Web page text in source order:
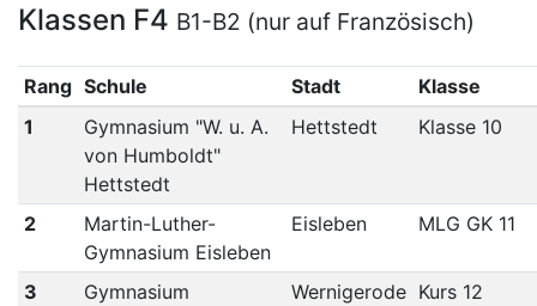
Klassen F4 B1-B2 (nur auf Französisch)
Rang Schule Stadt
Klasse
1
Gymnasium "W. u. A.
von Humboldt"
Hettstedt
Hettstedt Klasse 10
2
Martin-Luther-
Gymnasium Eisleben
Eisleben MLG GK 11
3
Gymnasium
Wernigerode Kurs 12